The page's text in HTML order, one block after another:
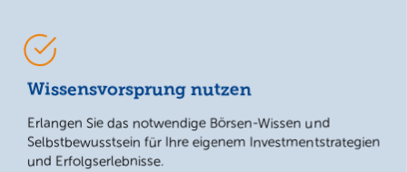
Wissensvorsprung nutzen
Erlangen Sie das notwendige Börsen-Wissen und
Selbstbewusstsein für Ihre eigenem Investmentstrategien
und Erfolgserlebnisse.